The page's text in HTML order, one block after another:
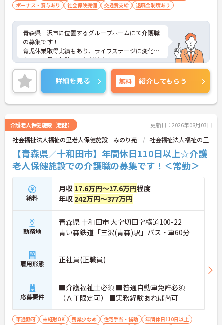
ボーナス・賞与あり
社会保険完備 交通費支給 退職金制度あり
青森県三沢市に位置するグループホームにて介護職
の募集です！
育児休業取得実績もあり、ライフステージに変化が
あっても長くお勤めいただけます。
ご興味ある方には、面接対策ポイントなど、さらに
詳細をお話しいたしますのでお気軽にご相談くださ
い！
詳細を見る 無料 紹介してもらう
介護老人保健施設（老健） 更新日：2026年08月03日
社会福祉法人福祉の里老人保健施設 みのり苑 社会福祉法人福祉の里
【青森県／十和田市】年間休日110日以上☆介護
老人保健施設での介護職の募集です！＜常勤＞
給料
月収 17.6万円～27.6万円程度
年収 242万円～377万円
勤務地
青森県 十和田市 大字切田字横道100-22
青い森鉄道「三沢(青森)駅」バス・車60分
雇用形態 正社員(正職員)
応募要件
■介護福祉士必須 ■普通自動車免許必須
（ＡＴ限定可） ■実務経験あれば尚可
車通勤可 未経験OK 残業少なめ 住宅手当・補助
年間休日110日以上